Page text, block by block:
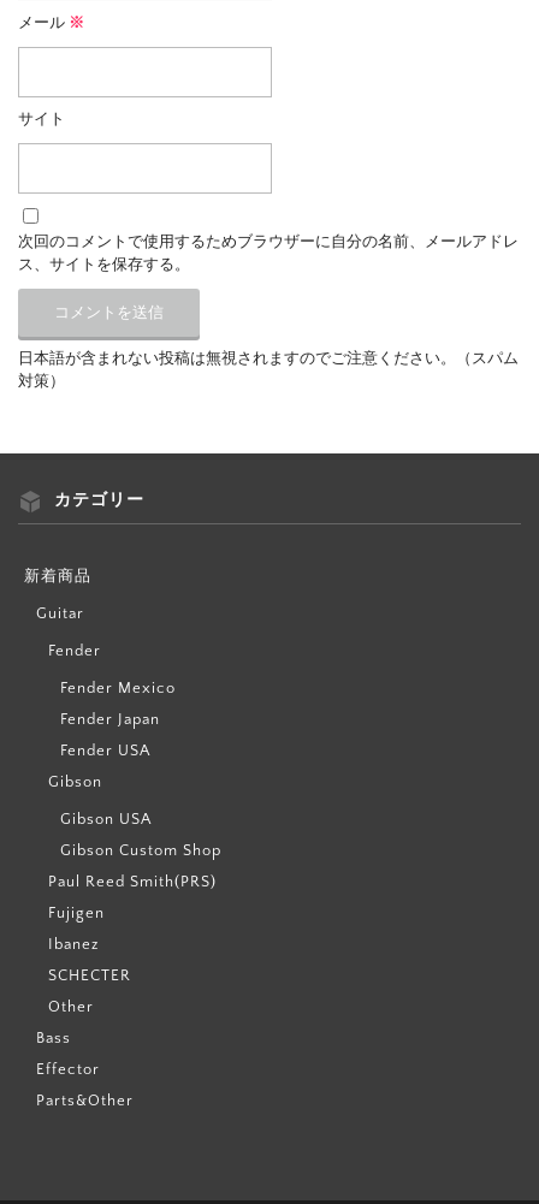
メール ※
サイト
次回のコメントで使用するためブラウザーに自分の名前、メールアドレ
ス、サイトを保存する。
日本語が含まれない投稿は無視されますのでご注意ください。（スパム
対策）
カテゴリー
新着商品
Guitar
Fender
Fender Mexico
Fender Japan
Fender USA
Gibson
Gibson USA
Gibson Custom Shop
Paul Reed Smith(PRS)
Fujigen
Ibanez
SCHECTER
Other
Bass
Effector
Parts&Other